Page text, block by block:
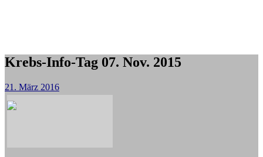
Krebs-Info-Tag 07. Nov. 2015
21. März 2016